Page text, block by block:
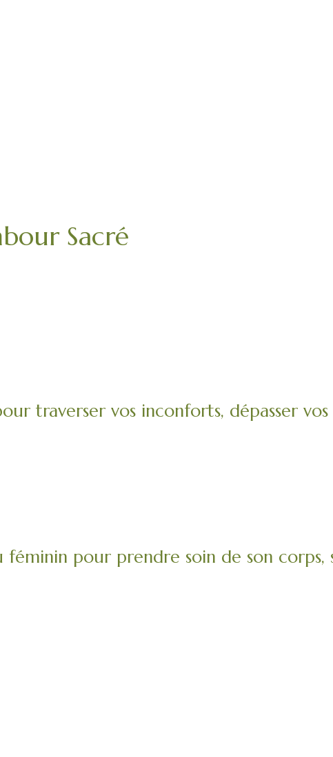
Sacré
traverser vos inconforts, dépasser
pour prendre soin de son corps,